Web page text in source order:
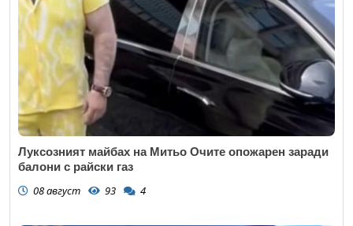
Луксозният майбах на Митьо Очите опожарен заради
балони с райски газ
08 август 93 4